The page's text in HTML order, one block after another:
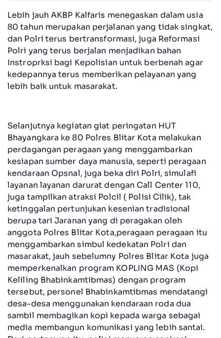
Lebih jauh AKBP Kalfaris menegaskan dalam usia
80 tahun merupakan perjalanan yang tidak singkat,
dan Polri terus bertransformasi, juga Reformasi
Polri yang terus berjalan menjadikan bahan
Instroprksi bagi Kepolisian untuk berbenah agar
kedepannya terus memberikan pelayanan yang
lebih baik untuk masarakat.
Selanjutnya kegiatan giat peringatan HUT
Bhayangkara ke 80 Polres Blitar Kota melakukan
perdagangan peragaan yang menggambarkan
kesiapan sumber daya manusia, seperti peragaan
kendaraan Opsnal, juga beka diri Polri, simulafi
layanan layanan darurat dengan Call Center 110,
juga tampilkan atraksi Polcil ( Polisi Cilik), tak
ketinggalan pertunjukan kesenian tradisional
berupa tari Jaranan yang di peragakan oleh
anggota Polres Blitar Kota,peragaan peragaan itu
menggambarkan simbul kedekatan Polri dan
masarakat, jauh sebelumny Polres Blitar Kota juga
memperkenalkan program KOPLING MAS (Kopi
Keliling Bhabinkamtibmas) dengan program
tersebut, personel Bhabinkamtibmas mendatangi
desa-desa menggunakan kendaraan roda dua
sambil membagikan kopi kepada warga sebagai
media membangun komunikasi yang lebih santai.